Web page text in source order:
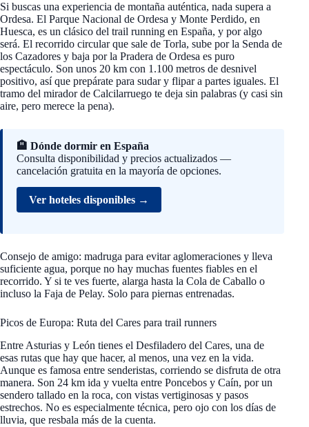
Si buscas una experiencia de montaña auténtica, nada supera a
Ordesa. El Parque Nacional de Ordesa y Monte Perdido, en
Huesca, es un clásico del trail running en España, y por algo
será. El recorrido circular que sale de Torla, sube por la Senda de
los Cazadores y baja por la Pradera de Ordesa es puro
espectáculo. Son unos 20 km con 1.100 metros de desnivel
positivo, así que prepárate para sudar y flipar a partes iguales. El
tramo del mirador de Calcilarruego te deja sin palabras (y casi sin
aire, pero merece la pena).
🏨 Dónde dormir en España
Consulta disponibilidad y precios actualizados —
cancelación gratuita en la mayoría de opciones.
Ver hoteles disponibles →
Consejo de amigo: madruga para evitar aglomeraciones y lleva
suficiente agua, porque no hay muchas fuentes fiables en el
recorrido. Y si te ves fuerte, alarga hasta la Cola de Caballo o
incluso la Faja de Pelay. Solo para piernas entrenadas.
Picos de Europa: Ruta del Cares para trail runners
Entre Asturias y León tienes el Desfiladero del Cares, una de
esas rutas que hay que hacer, al menos, una vez en la vida.
Aunque es famosa entre senderistas, corriendo se disfruta de otra
manera. Son 24 km ida y vuelta entre Poncebos y Caín, por un
sendero tallado en la roca, con vistas vertiginosas y pasos
estrechos. No es especialmente técnica, pero ojo con los días de
lluvia, que resbala más de la cuenta.